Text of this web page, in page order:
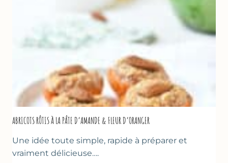
ABRICOTS RÔTIS À LA PÂTE D’AMANDE & FLEUR D’ORANGER
Une idée toute simple, rapide à préparer et
vraiment délicieuse….